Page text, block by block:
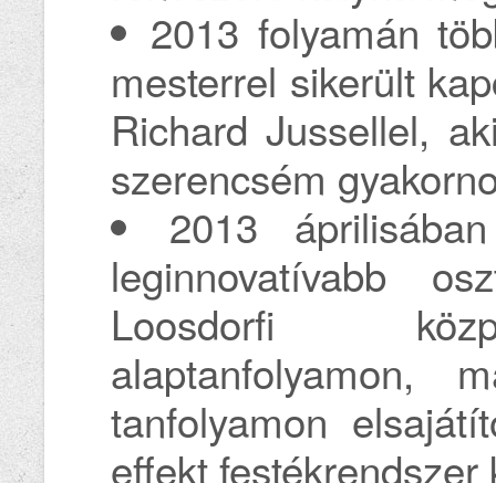
2013 folyamán
mesterrel sikerült
Richard Jussellel,
szerencsém
2013
leginnovatívabb
Loosdorfi
alaptanfolyamon,
tanfolyamon
effekt festékrendszer